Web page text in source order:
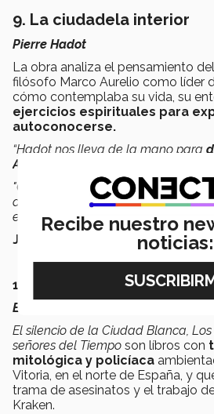
9. La ciudadela interior
Pierre Hadot
La obra analiza el pensamiento
filósofo Marco Aurelio como líder
cómo contemplaba su vida, su
ejercicios espirituales para
autoconocerse.
“Hadot nos lleva de la mano para
Aurelio desde su tiempo
"Como en un viaje interior, Hadot
despierta la curiosidad y alumbra
exponer el tejido de las
Judith Ruiz, decana Escuela de
10. Trilogía de la Ciudad Blanca
Eva García Sáenz de Urturi
El silencio de la Ciudad Blanca,
señores del Tiempo son líbros con
mitológica y policíaca
Vitoria, en el norte de España, y
trama de asesinatos y el trabajo
Kraken.
Recibe nuestro
noticias: